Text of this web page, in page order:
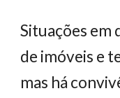
Situações em
de imóveis e
mas há